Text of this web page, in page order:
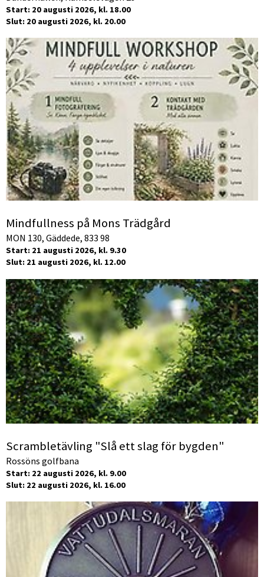
Start: 20 augusti 2026, kl. 18.00
Slut: 20 augusti 2026, kl. 20.00
Mindfullness på Mons Trädgård
MON 130, Gäddede, 833 98
Start: 21 augusti 2026, kl. 9.30
Slut: 21 augusti 2026, kl. 12.00
Scrambletävling "Slå ett slag för bygden"
Rossöns golfbana
Start: 22 augusti 2026, kl. 9.00
Slut: 22 augusti 2026, kl. 16.00